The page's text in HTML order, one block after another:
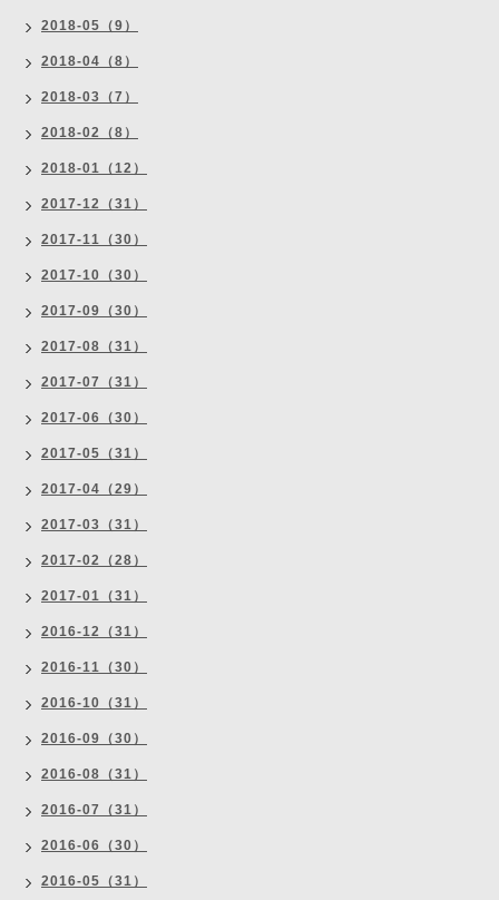
2018-05（9）
2018-04（8）
2018-03（7）
2018-02（8）
2018-01（12）
2017-12（31）
2017-11（30）
2017-10（30）
2017-09（30）
2017-08（31）
2017-07（31）
2017-06（30）
2017-05（31）
2017-04（29）
2017-03（31）
2017-02（28）
2017-01（31）
2016-12（31）
2016-11（30）
2016-10（31）
2016-09（30）
2016-08（31）
2016-07（31）
2016-06（30）
2016-05（31）